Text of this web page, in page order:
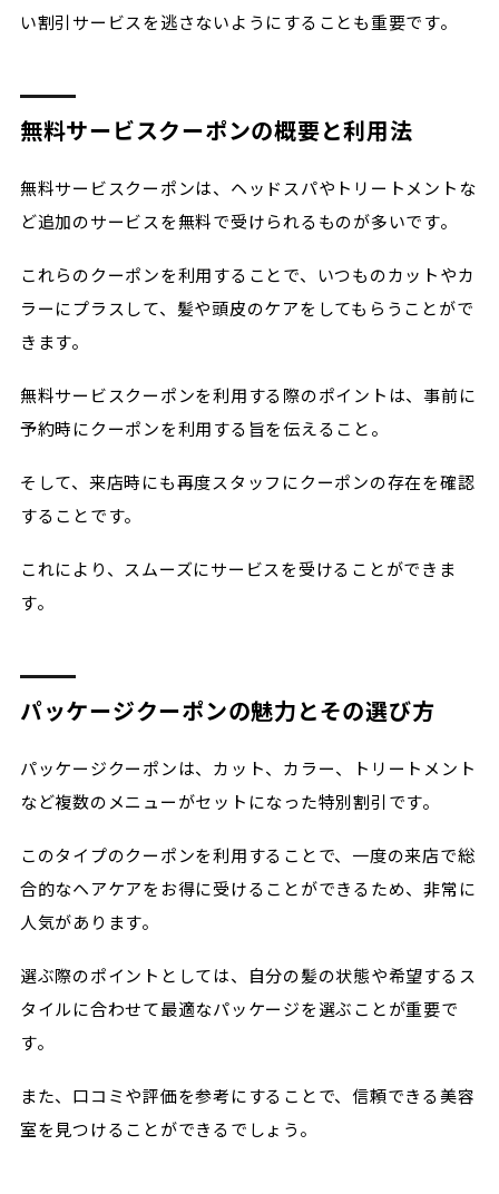
い割引サービスを逃さないようにすることも重要です。
無料サービスクーポンの概要と利用法
無料サービスクーポンは、ヘッドスパやトリートメントな
ど追加のサービスを無料で受けられるものが多いです。
これらのクーポンを利用することで、いつものカットやカ
ラーにプラスして、髪や頭皮のケアをしてもらうことがで
きます。
無料サービスクーポンを利用する際のポイントは、事前に
予約時にクーポンを利用する旨を伝えること。
そして、来店時にも再度スタッフにクーポンの存在を確認
することです。
これにより、スムーズにサービスを受けることができま
す。
パッケージクーポンの魅力とその選び方
パッケージクーポンは、カット、カラー、トリートメント
など複数のメニューがセットになった特別割引です。
このタイプのクーポンを利用することで、一度の来店で総
合的なヘアケアをお得に受けることができるため、非常に
人気があります。
選ぶ際のポイントとしては、自分の髪の状態や希望するス
タイルに合わせて最適なパッケージを選ぶことが重要で
す。
また、口コミや評価を参考にすることで、信頼できる美容
室を見つけることができるでしょう。